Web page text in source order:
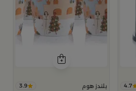
4.7 بلندز هوم 3.9